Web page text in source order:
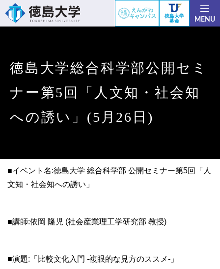
徳島大学
募金
MENU
徳島大学総合科学部公開セミ
ナー第5回「人文知・社会知
への誘い」(5月26日)
■イベント名:徳島大学 総合科学部 公開セミナー第5回「人
文知・社会知への誘い」
■講師:依岡 隆児 (社会産業理工学研究部 教授)
■演題:「比較文化入門 -複眼的な見方のススメ-」